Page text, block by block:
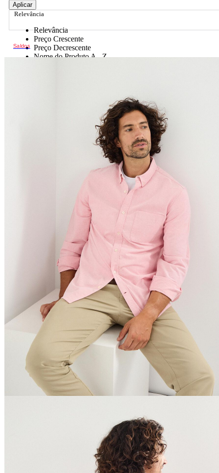
Aplicar
Relevância
Relevância
Preço Crescente
Preço Decrescente
Nome do Produto A - Z
Nome do Produto A - Z
Nome do Produto Z - A
Saldos